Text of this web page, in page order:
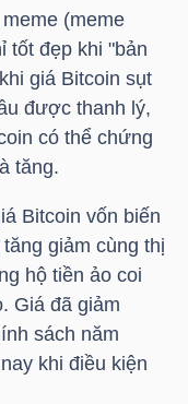
(meme
tốt đẹp khi "bản
giá Bitcoin sụt
được thanh lý,
có thể chứng
tăng.
Bitcoin vốn biến
giảm cùng thị
hộ tiền ảo coi
Giá đã giảm
sách năm
khi điều kiện